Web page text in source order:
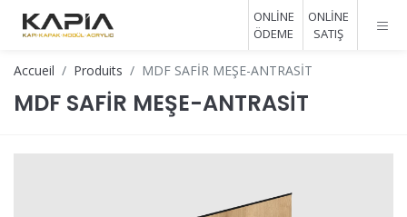
ONLİNE
SATIŞ
ONLİNE
ÖDEME
Accueil Produits MDF SAFİR MEŞE-ANTRASİT
MDF SAFİR MEŞE-ANTRASİT